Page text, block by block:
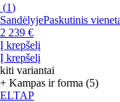
(1)
SandėlyjePaskutinis
2 239 €
Į krepšelį
Į krepšelį
kiti variantai
+ Kampas ir forma (5)
ELTAP